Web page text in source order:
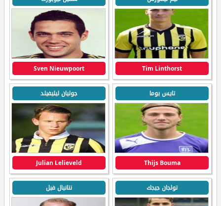
Tim Linthorst
Sven Nieuwpoort
تايس بوما
Thijs Bouma
جوليان ليليفيلد
Julian Lelieveld
تولجان جيجك نتانيال فيل